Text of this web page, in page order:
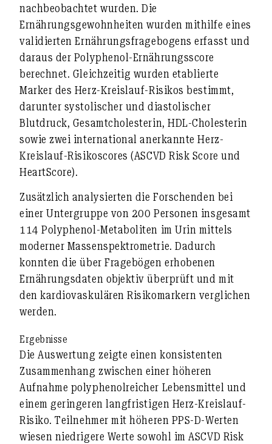
nachbeobachtet wurden. Die
Ernährungsgewohnheiten wurden mithilfe eines
validierten Ernährungsfragebogens erfasst und
daraus der Polyphenol-Ernährungsscore
berechnet. Gleichzeitig wurden etablierte
Marker des Herz-Kreislauf-Risikos bestimmt,
darunter systolischer und diastolischer
Blutdruck, Gesamtcholesterin, HDL-Cholesterin
sowie zwei international anerkannte Herz-
Kreislauf-Risikoscores (ASCVD Risk Score und
HeartScore).
Zusätzlich analysierten die Forschenden bei
einer Untergruppe von 200 Personen insgesamt
114 Polyphenol-Metaboliten im Urin mittels
moderner Massenspektrometrie. Dadurch
konnten die über Fragebögen erhobenen
Ernährungsdaten objektiv überprüft und mit
den kardiovaskulären Risikomarkern verglichen
werden.
Ergebnisse
Die Auswertung zeigte einen konsistenten
Zusammenhang zwischen einer höheren
Aufnahme polyphenolreicher Lebensmittel und
einem geringeren langfristigen Herz-Kreislauf-
Risiko. Teilnehmer mit höheren PPS-D-Werten
wiesen niedrigere Werte sowohl im ASCVD Risk